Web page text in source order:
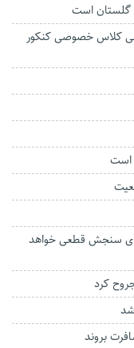
گلستان است
کلاس‌ خصوصی کنکور
است
سنجش قطعی خواهد
بروند